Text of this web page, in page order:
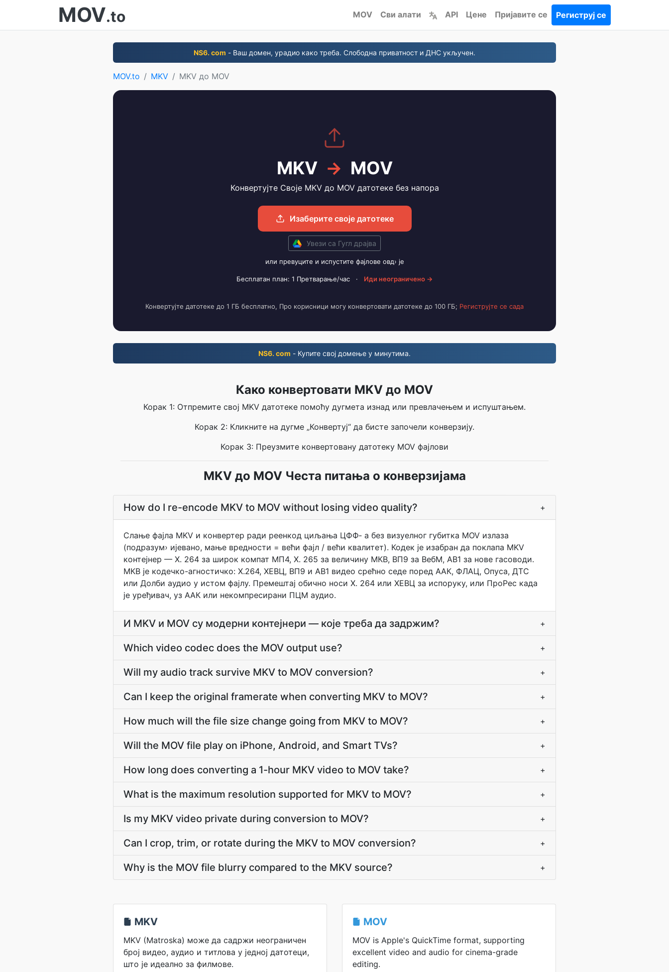
MOV.to MOV Сви алати API Цене Пријавите се Региструј се
NS6. com - Ваш домен, урадио како треба. Слободна приватност и ДНС укључен.
MOV.to MKV MKV до MOV
MKV → MOV
Конвертујте Своје MKV до MOV датотеке без напора
Изаберите своје датотеке
Увези са Гугл драјва
или превуците и испустите фајлове овд› је
Бесплатан план: 1 Претварање/час · Иди неограничено →
Конвертујте датотеке до 1 ГБ бесплатно, Про корисници могу конвертовати датотеке до 100 ГБ; Региструјте се сада
NS6. com - Купите свој домење у минутима.
Како конвертовати MKV до MOV
Корак 1: Отпремите свој MKV датотеке помоћу дугмета изнад или превлачењем и испуштањем.
Корак 2: Кликните на дугме „Конвертуј“ да бисте започели конверзију.
Корак 3: Преузмите конвертовану датотеку MOV фајлови
MKV до MOV Честа питања о конверзијама
How do I re-encode MKV to MOV without losing video quality? +
Слање фајла MKV и конвертер ради реенкод циљања ЦФФ‐ а без визуелног губитка MOV излаза
(подразум› ијевано, мање вредности = већи фајл / већи квалитет). Кодек је изабран да поклапа MKV
контејнер — Х. 264 за широк компат МП4, Х. 265 за величину МКВ, ВП9 за ВебМ, АВ1 за нове гасоводи.
МКВ је кодечко-агностичко: Х.264, ХЕВЦ, ВП9 и АВ1 видео срећно седе поред ААК, ФЛАЦ, Опуса, ДТС
или Долби аудио у истом фајлу. Премештај обично носи Х. 264 или ХЕВЦ за испоруку, или ПроРес када
је уређивач, уз ААК или некомпресирани ПЦМ аудио.
И MKV и MOV су модерни контејнери — које треба да задржим? +
Which video codec does the MOV output use? +
Will my audio track survive MKV to MOV conversion? +
Can I keep the original framerate when converting MKV to MOV? +
How much will the file size change going from MKV to MOV? +
Will the MOV file play on iPhone, Android, and Smart TVs? +
How long does converting a 1-hour MKV video to MOV take? +
What is the maximum resolution supported for MKV to MOV? +
Is my MKV video private during conversion to MOV? +
Can I crop, trim, or rotate during the MKV to MOV conversion? +
Why is the MOV file blurry compared to the MKV source? +
MKV
MKV (Matroska) може да садржи неограничен
број видео, аудио и титлова у једној датотеци,
што је идеално за филмове.
MOV
MOV is Apple's QuickTime format, supporting
excellent video and audio for cinema-grade
editing.